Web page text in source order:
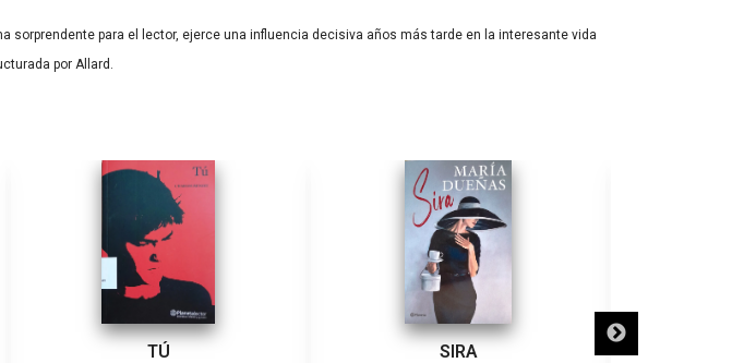
para el lector, ejerce una influencia decisiva años más tarde en la interesante vida
por Allard.
TÚ SIRA